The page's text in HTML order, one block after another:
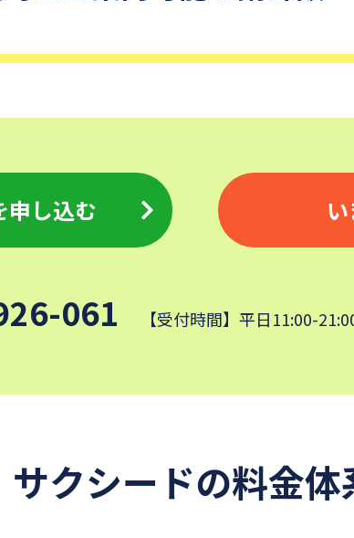
申し込む
061 【受付時間】平日11:00-
サクシードの料金体